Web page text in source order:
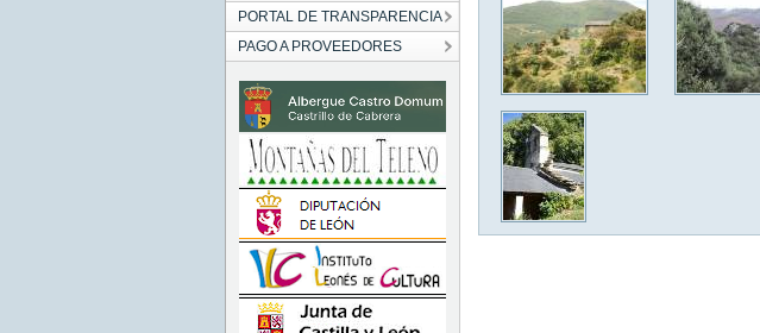
PORTAL DE TRANSPARENCIA
PAGO A PROVEEDORES